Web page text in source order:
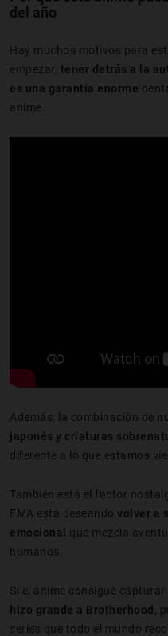
del año
Hay muchos motivos para
empezar, tener detrás a la
es una garantía enorme
anime.
Además, la combinación de
japonés y criaturas
diferente a lo que estamos
También está el factor
FMA está deseando volver a
emocional
que mezcla
humanos.
Si el anime consigue capturar
hizo grande a Brotherhood
,
series que todo el mundo